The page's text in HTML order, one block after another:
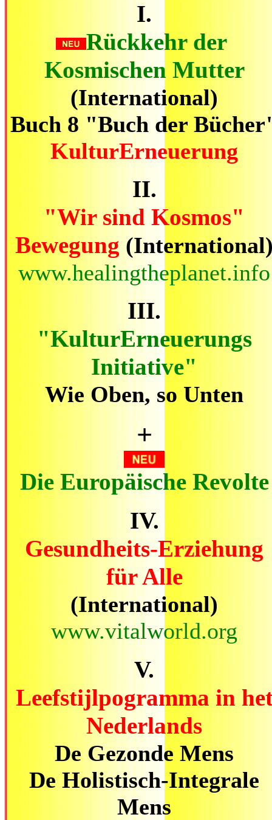
I.
Rückkehr der
Kosmischen Mutter
(International)
Buch 8 "Buch der
KulturErneuerung
II.
"Wir sind Kosmos"
Bewegung
www.healingtheplanet.info
III.
"KulturErneuerungs
Initiative"
Wie Oben, so Unten
+
Die Europäische Revolte
IV.
Gesundheits-Erziehung
für Alle
(International)
www.vitalworld.org
V.
Leefstijlpogramma in
Nederlands
De Gezonde Mens
De Holistisch-Integrale
Mens